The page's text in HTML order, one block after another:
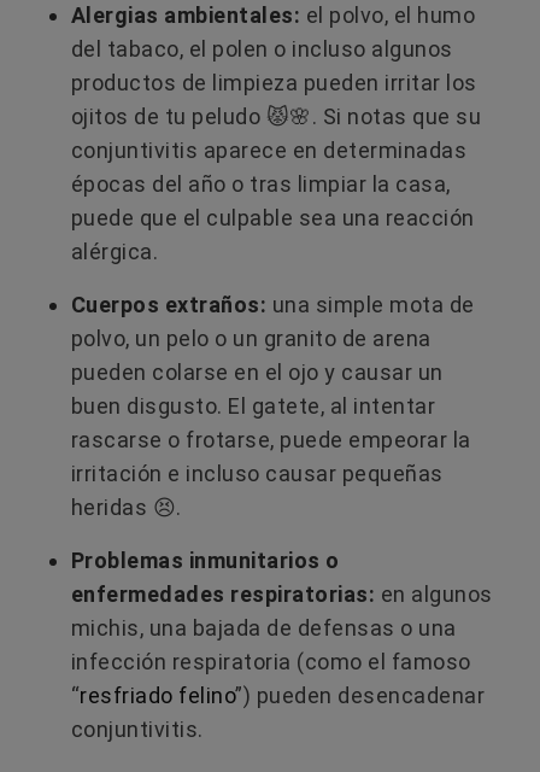
Alergias ambientales: el polvo, el humo
del tabaco, el polen o incluso algunos
productos de limpieza pueden irritar los
ojitos de tu peludo 😾🌸. Si notas que su
conjuntivitis aparece en determinadas
épocas del año o tras limpiar la casa,
puede que el culpable sea una reacción
alérgica.
Cuerpos extraños: una simple mota de
polvo, un pelo o un granito de arena
pueden colarse en el ojo y causar un
buen disgusto. El gatete, al intentar
rascarse o frotarse, puede empeorar la
irritación e incluso causar pequeñas
heridas 😣.
Problemas inmunitarios o
enfermedades respiratorias: en algunos
michis, una bajada de defensas o una
infección respiratoria (como el famoso
“resfriado felino”) pueden desencadenar
conjuntivitis.